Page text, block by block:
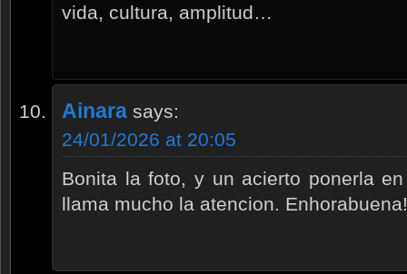
vida, cultura, amplitud…
Ainara says:
24/01/2026 at 20:05
Bonita la foto, y un acierto ponerla
llama mucho la atencion. Enhorabuena!